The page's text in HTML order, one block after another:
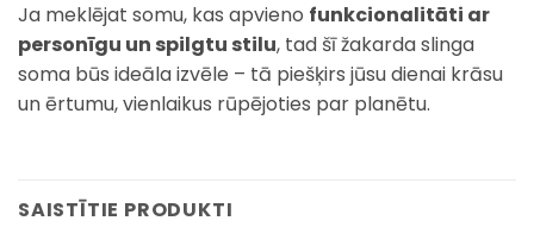
Ja meklējat somu, kas apvieno funkcionalitāti ar
personīgu un spilgtu stilu, tad šī žakarda slinga
soma būs ideāla izvēle – tā piešķirs jūsu dienai krāsu
un ērtumu, vienlaikus rūpējoties par planētu.
SAISTĪTIE PRODUKTI